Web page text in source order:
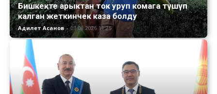
Бишкекте арыктан ток уруп комага түшүп
калган жеткинчек каза болду
Адилет Асанов - 03.08.2026 11:25